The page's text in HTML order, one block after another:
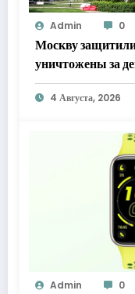
Admin 0
Москву
уничтожены за
4 Августа, 2026
Admin 0